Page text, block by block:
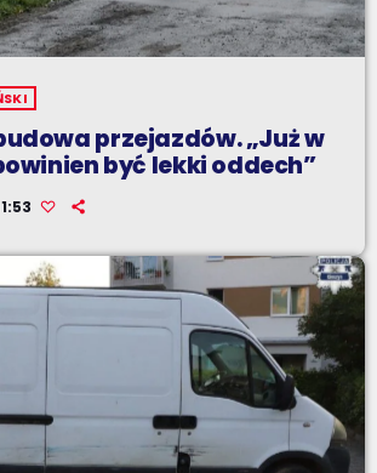
przejazdów. „Już w
być lekki oddech”